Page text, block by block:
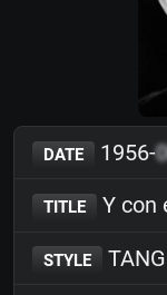
DATE 1956-
TITLE Y con
STYLE